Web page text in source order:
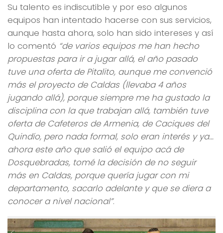
Su talento es indiscutible y por eso algunos
equipos han intentado hacerse con sus servicios,
aunque hasta ahora, solo han sido intereses y así
lo comentó “de varios equipos me han hecho
propuestas para ir a jugar allá, el año pasado
tuve una oferta de Pitalito, aunque me convenció
más el proyecto de Caldas (llevaba 4 años
jugando allá), porque siempre me ha gustado la
disciplina con la que trabajan allá, también tuve
oferta de Cafeteros de Armenia, de Caciques del
Quindío, pero nada formal, solo eran interés y ya…
ahora este año que salió el equipo acá de
Dosquebradas, tomé la decisión de no seguir
más en Caldas, porque quería jugar con mi
departamento, sacarlo adelante y que se diera a
conocer a nivel nacional”.